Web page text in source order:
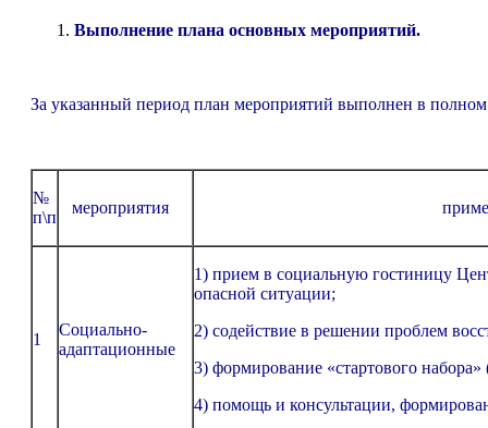
Выполнение плана основных мероприятий.
За указанный период план мероприятий выполнен в
№
п\п
мероприятия
1
Социально-
адаптационные
1) прием в социальную гостиницу
опасной ситуации;
2) содействие в решении проблем
3) формирование «стартового
4) помощь и консультации,